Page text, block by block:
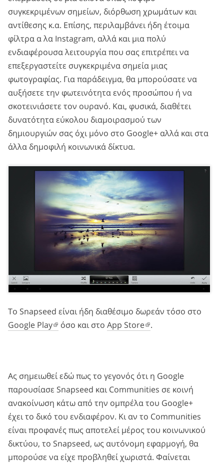
συγκεκριμένων σημείων, διόρθωση χρωμάτων και
αντίθεσης κ.α. Επίσης, περιλαμβάνει ήδη έτοιμα
φίλτρα α λα Instagram, αλλά και μια πολύ
ενδιαφέρουσα λειτουργία που σας επιτρέπει να
επεξεργαστείτε συγκεκριμένα σημεία μιας
φωτογραφίας. Για παράδειγμα, θα μπορούσατε να
αυξήσετε την φωτεινότητα ενός προσώπου ή να
σκοτεινιάσετε τον ουρανό. Και, φυσικά, διαθέτει
δυνατότητα εύκολου διαμοιρασμού των
δημιουργιών σας όχι μόνο στο Google+ αλλά και στα
άλλα δημοφιλή κοινωνικά δίκτυα.
Το Snapseed είναι ήδη διαθέσιμο δωρεάν τόσο στο
Google Play
όσο και στο App Store .
Ας σημειωθεί εδώ πως το γεγονός ότι η Google
παρουσίασε Snapseed και Communities σε κοινή
ανακοίνωση κάτω από την ομπρέλα του Google+
έχει το δικό του ενδιαφέρον. Κι αν το Communities
είναι προφανές πως αποτελεί μέρος του κοινωνικού
δικτύου, το Snapseed, ως αυτόνομη εφαρμογή, θα
μπορούσε να είχε προβληθεί χωριστά. Φαίνεται